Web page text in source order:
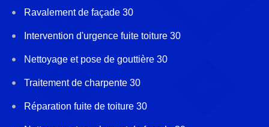
Ravalement de façade 30
Intervention d'urgence fuite toiture 30
Nettoyage et pose de gouttière 30
Traitement de charpente 30
Réparation fuite de toiture 30